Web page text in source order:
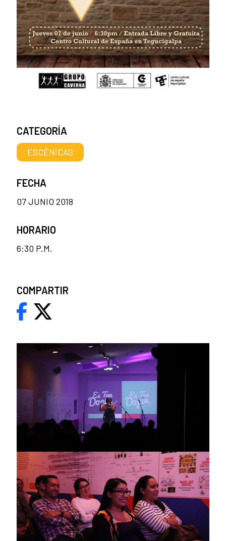
CATEGORÍA
ESCÉNICAS
FECHA
07 JUNIO 2018
HORARIO
6:30 P.M.
COMPARTIR